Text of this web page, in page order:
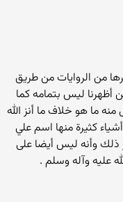
من الروايات من طريق
أظهرنا ليس بتمامه كما
ما هو خلاف ما أنز الله
كثيرة منها اسم علي
ذلك وأنه ليس أيضا على
عليه وآله وسلم .